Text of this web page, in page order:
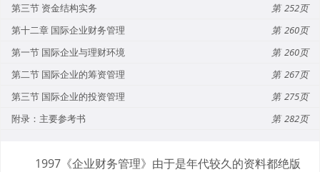
第三节 资金结构实务
252
第十二章 国际企业财务管理
260
第一节 国际企业与理财环境
260
第二节 国际企业的筹资管理
267
第三节 国际企业的投资管理
275
附录：主要参考书
282
1997《企业财务管理》由于是年代较久的资料都绝版